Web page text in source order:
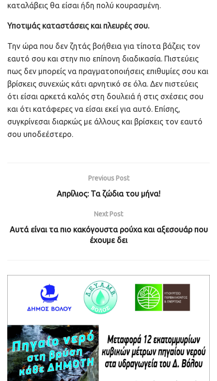
καταλάβεις θα είσαι ήδη πολύ κουρασμένη.
Υποτιμάς καταστάσεις και πλευρές σου.
Την ώρα που δεν ζητάς βοήθεια για τίποτα βάζεις τον
εαυτό σου και στην πιο επίπονη διαδικασία. Πιστεύεις
πως δεν μπορείς να πραγματοποιήσεις επιθυμίες σου και
βρίσκεις συνεχώς κάτι αρνητικό σε όλα. Δεν πιστεύεις
ότι είσαι αρκετά καλός στη δουλειά ή στις σχέσεις σου
και ότι κατάφερες να είσαι εκεί για αυτό. Επίσης,
συγκρίνεσαι διαρκώς με άλλους και βρίσκεις τον εαυτό
σου υποδεέστερο.
Previous Post
Απρίλιος: Τα ζώδια του μήνα!
Next Post
Αυτά είναι τα πιο κακόγουστα ρούχα και αξεσουάρ που
έχουμε δει